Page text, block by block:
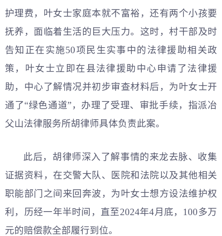
护理费，叶女士家庭本就不富裕，还有两个小孩要
抚养，面临着生活的巨大压力。这时，村干部及时
告知正在实施50项民生实事中的法律援助相关政
策，叶女士立即在县法律援助中心申请了法律援
助，中心了解情况并初步审查材料后，为叶女士开
通了“绿色通道”，办理了受理、审批手续，指派冶
父山法律服务所胡律师具体负责此案。
此后，胡律师深入了解事情的来龙去脉、收集
证据资料，在交警大队、医院和法院以及其他相关
职能部门之间来回奔波，为叶女士想方设法维护权
利，历经一年半时间，直至2024年4月底，100多万
元的赔偿款全部履行到位。